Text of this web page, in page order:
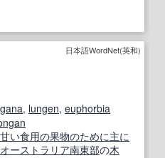
日本語WordNet(英和)
, lungen, euphorbia
甘い食用の果物のために主に
オーストラリア南東部の木